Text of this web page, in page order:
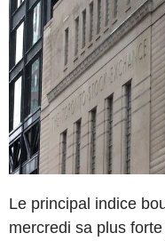
Le principal indice
mercredi sa plus